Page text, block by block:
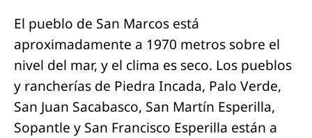
El pueblo de San Marcos está
aproximadamente a 1970 metros sobre el
nivel del mar, y el clima es seco. Los pueblos
y rancherías de Piedra Incada, Palo Verde,
San Juan Sacabasco, San Martín Esperilla,
Sopantle y San Francisco Esperilla están a